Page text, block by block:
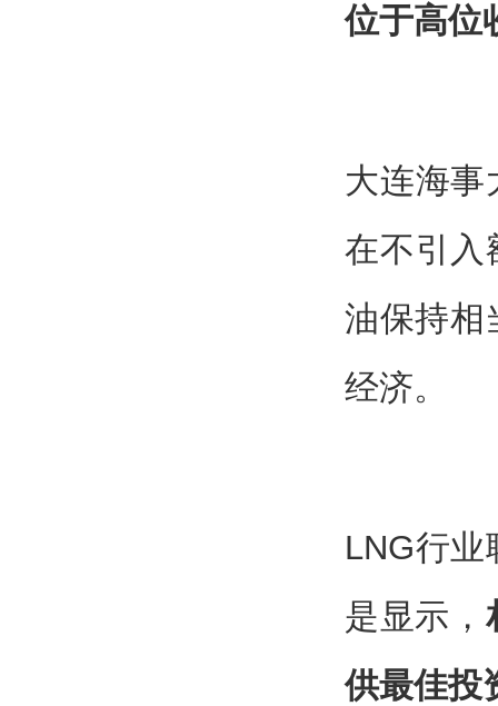
位于高位
大连海
在不引入
油保持相
经济。
LNG行
是显示，
供最佳投